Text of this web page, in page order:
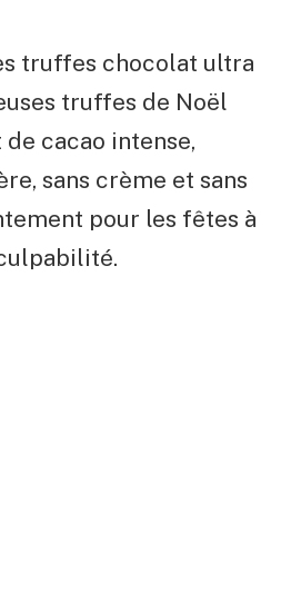
truffes chocolat ultra
truffes de Noël
cacao intense,
sans crème et sans
pour les fêtes à